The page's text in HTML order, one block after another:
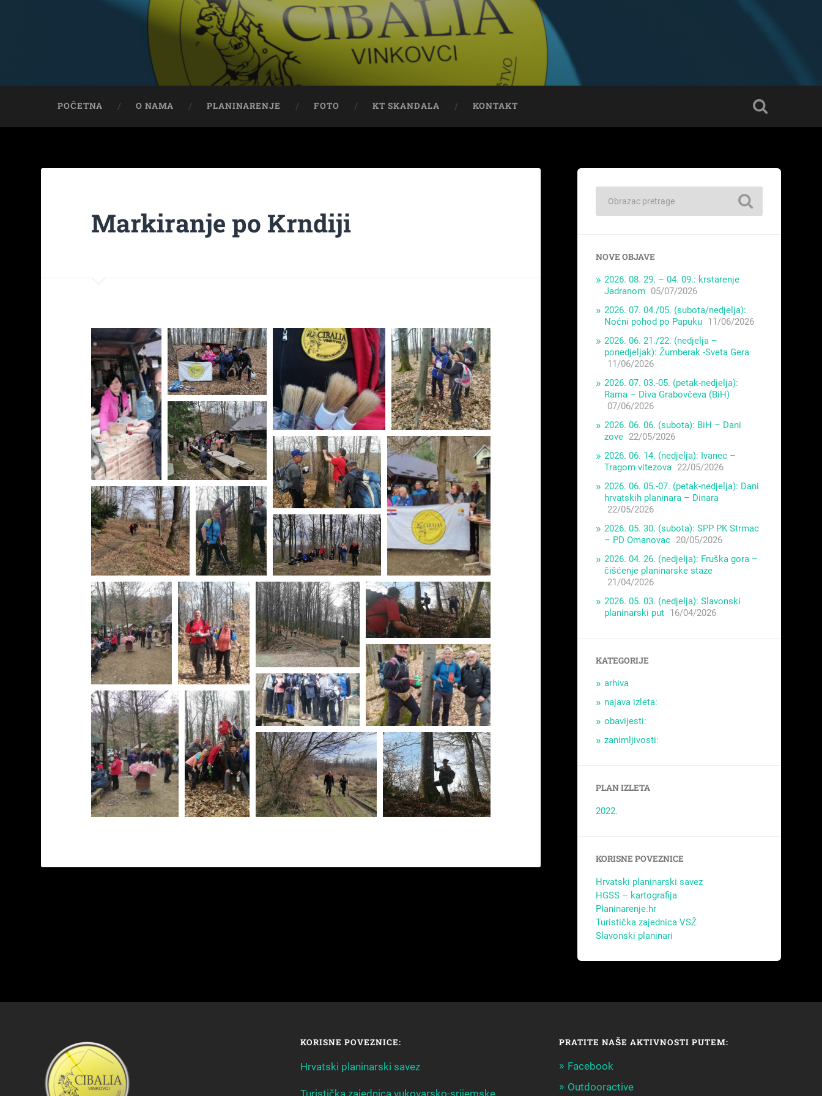
POČETNA O NAMA PLANINARENJE FOTO KT SKANDALA KONTAKT
Markiranje po Krndiji
NOVE OBJAVE
2026. 08. 29. – 04. 09.: krstarenje
Jadranom 05/07/2026
2026. 07. 04./05. (subota/nedjelja):
Noćni pohod po Papuku 11/06/2026
2026. 06. 21./22. (nedjelja –
ponedjeljak): Žumberak -Sveta Gera
11/06/2026
2026. 07. 03.-05. (petak-nedjelja):
Rama – Diva Grabovčeva (BiH)
07/06/2026
2026. 06. 06. (subota): BiH – Dani
zove 22/05/2026
2026. 06. 14. (nedjelja): Ivanec –
Tragom vitezova 22/05/2026
2026. 06. 05.-07. (petak-nedjelja): Dani
hrvatskih planinara – Dinara
22/05/2026
2026. 05. 30. (subota): SPP PK Strmac
– PD Omanovac 20/05/2026
2026. 04. 26. (nedjelja): Fruška gora –
čišćenje planinarske staze
21/04/2026
2026. 05. 03. (nedjelja): Slavonski
planinarski put 16/04/2026
KATEGORIJE
arhiva
najava izleta:
obavijesti:
zanimljivosti:
PLAN IZLETA
2022.
KORISNE POVEZNICE
Hrvatski planinarski savez
HGSS – kartografija
Planinarenje.hr
Turistička zajednica VSŽ
Slavonski planinari
KORISNE POVEZNICE:
Hrvatski planinarski savez
PRATITE NAŠE AKTIVNOSTI PUTEM:
Facebook
Outdooractive